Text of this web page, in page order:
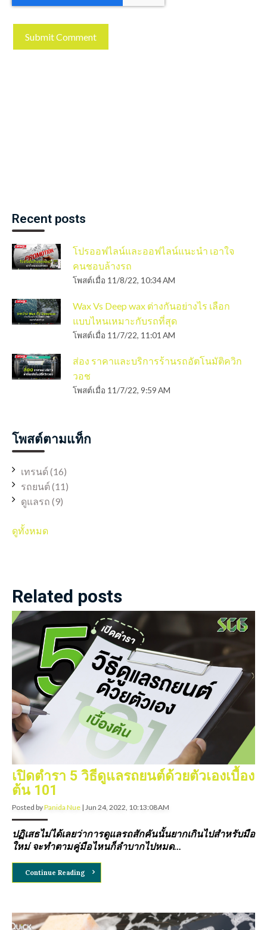
Recent posts
โปรออฟไลน์และออฟไลน์แนะนำ เอาใจ
คนชอบล้างรถ
โพสต์เมื่อ 11/8/22, 10:34 AM
Wax Vs Deep wax ต่างกันอย่างไร เลือก
แบบไหนเหมาะกับรถที่สุด
โพสต์เมื่อ 11/7/22, 11:01 AM
ส่อง ราคาและบริการร้านรถอัตโนมัติควิก
วอช
โพสต์เมื่อ 11/7/22, 9:59 AM
โพสต์ตามแท็ก
เทรนด์ (16)
รถยนต์(11)
ดูแลรถ (9)
ดูทั้งหมด
Related posts
เปิดตำรา 5 วิธีดูแลรถยนต์ด้วยตัวเองเบื้อง
ต้น 101
Posted byPanida Nue | Jun 24, 2022, 10:13:08 AM
ปฏิเสธไม่ได้เลยว่าการดูแลรถสักคันนั้นยากเกินไปสำหรับมือ
ใหม่ จะทำตามคู่มือไหนก็ลำบากไปหมด...
Continue Reading